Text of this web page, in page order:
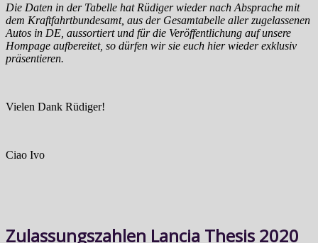
Die Daten in der Tabelle hat Rüdiger wieder nach Absprache mit
dem Kraftfahrtbundesamt, aus der Gesamtabelle aller zugelassenen
Autos in DE, aussortiert und für die Veröffentlichung auf unsere
Hompage aufbereitet, so dürfen wir sie euch hier wieder exklusiv
präsentieren.
Vielen Dank Rüdiger!
Ciao Ivo
Zulassungszahlen Lancia Thesis 2020